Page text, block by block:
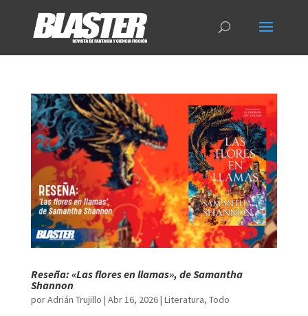
Reseña: «Las flores en llamas», de Samantha
Shannon
porAdrián Trujillo | Abr 16, 2026| Literatura, Todo